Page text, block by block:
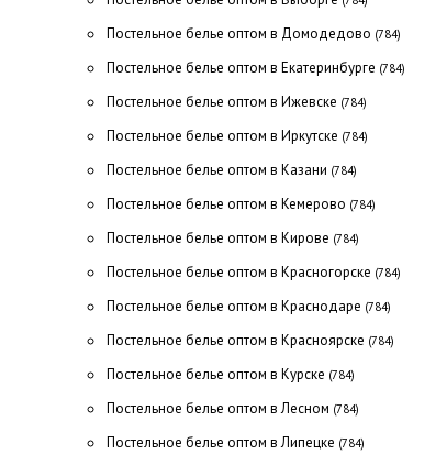
Постельное белье оптом в Домодедово (784)
Постельное белье оптом в Екатеринбурге (784)
Постельное белье оптом в Ижевске (784)
Постельное белье оптом в Иркутске (784)
Постельное белье оптом в Казани (784)
Постельное белье оптом в Кемерово (784)
Постельное белье оптом в Кирове (784)
Постельное белье оптом в Красногорске (784)
Постельное белье оптом в Краснодаре (784)
Постельное белье оптом в Красноярске (784)
Постельное белье оптом в Курске (784)
Постельное белье оптом в Лесном (784)
Постельное белье оптом в Липецке (784)